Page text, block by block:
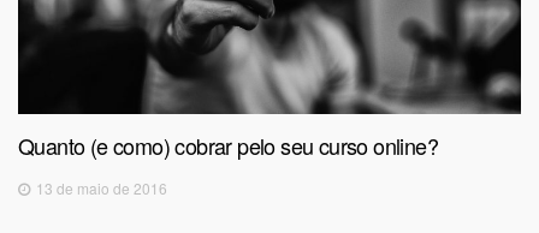
Quanto (e como) cobrar pelo seu curso online?
13 de maio de 2016